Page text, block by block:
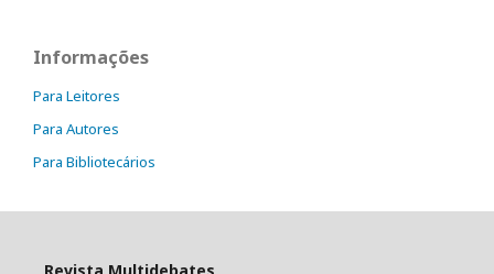
Informações
Para Leitores
Para Autores
Para Bibliotecários